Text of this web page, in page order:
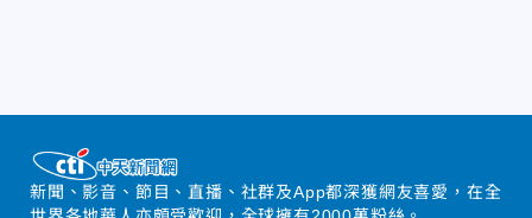
新聞、影音、節目、直播、社群及App都深獲網友喜愛，在全